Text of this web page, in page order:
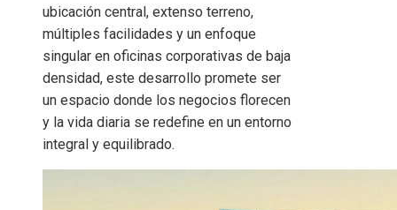
ubicación central, extenso terreno,
múltiples facilidades y un enfoque
singular en oficinas corporativas de baja
densidad, este desarrollo promete ser
un espacio donde los negocios florecen
y la vida diaria se redefine en un entorno
integral y equilibrado.